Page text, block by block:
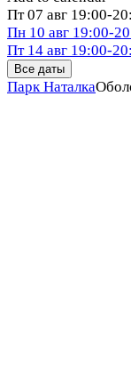
Пт 07 авг 19:00-
Пн 10 авг 19:00-
Пт 14 авг 19:00-
Все даты
Парк Наталка